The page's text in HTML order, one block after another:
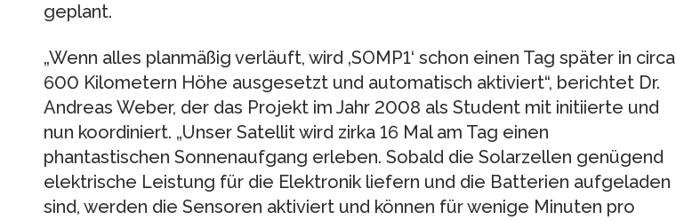
geplant.
„Wenn alles planmäßig verläuft, wird ‚SOMP1‘ schon einen Tag später in circa
600 Kilometern Höhe ausgesetzt und automatisch aktiviert“, berichtet Dr.
Andreas Weber, der das Projekt im Jahr 2008 als Student mit initiierte und
nun koordiniert. „Unser Satellit wird zirka 16 Mal am Tag einen
phantastischen Sonnenaufgang erleben. Sobald die Solarzellen genügend
elektrische Leistung für die Elektronik liefern und die Batterien aufgeladen
sind, werden die Sensoren aktiviert und können für wenige Minuten pro